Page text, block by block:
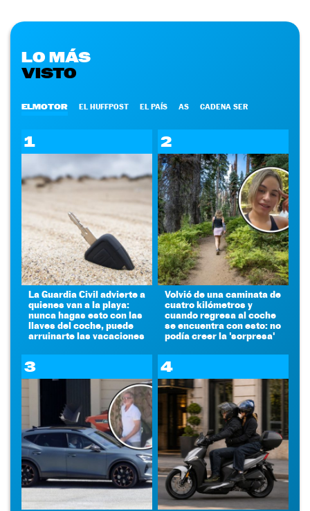
LO MÁS
VISTO
ELMOTOR EL HUFFPOST EL PAÍS AS CADENA SER
1
La Guardia Civil advierte a
quienes van a la playa:
nunca hagas esto con las
llaves del coche, puede
arruinarte las vacaciones
2
Volvió de una caminata de
cuatro kilómetros y
cuando regresa al coche
se encuentra con esto: no
podía creer la 'sorpresa'
3 4